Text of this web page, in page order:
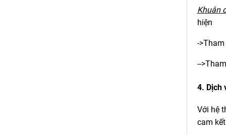
Khuân
hiện
-
--
4. Dịch
Với hệ
cam